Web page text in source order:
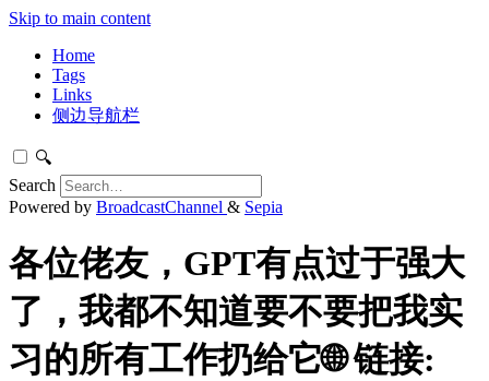
Skip to main content
Home
Tags
Links
侧边导航栏
🔍
Search
Powered by BroadcastChannel & Sepia
各位佬友，GPT有点过于强大
了，我都不知道要不要把我实
习的所有工作扔给它🌐 链接: